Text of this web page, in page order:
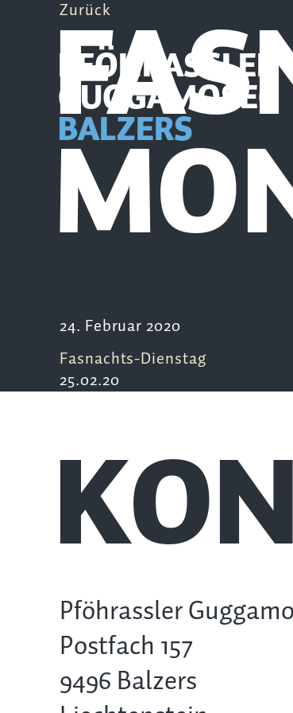
PFÖHRASSLER
GUGGAMOSEG
BALZERS
Zurück
24. Februar 2020
Fasnachts-Dienstag
25.02.20
Pföhrassler
Postfach 157
9496 Balzers